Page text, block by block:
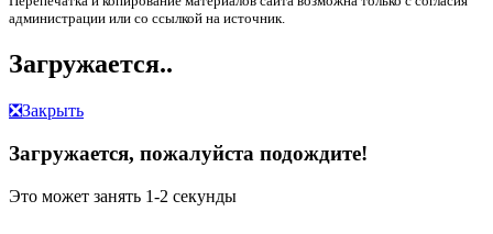
администрации или со ссылкой на источник.
Загружается..
❎Закрыть
Загружается, пожалуйста подождите!
Это может занять 1-2 секунды